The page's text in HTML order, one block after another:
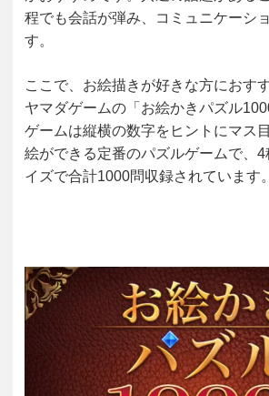
程でも会話が弾み、コミュニケーシ
す。
ここで、お絵描きが好きな方におす
ヤマダゲームの「お絵かきパズル
ゲームは縦横の数字をヒントにマス
絵ができる定番のパズルゲームで、
イズで合計1000問収録されています。
プ
レ
ー